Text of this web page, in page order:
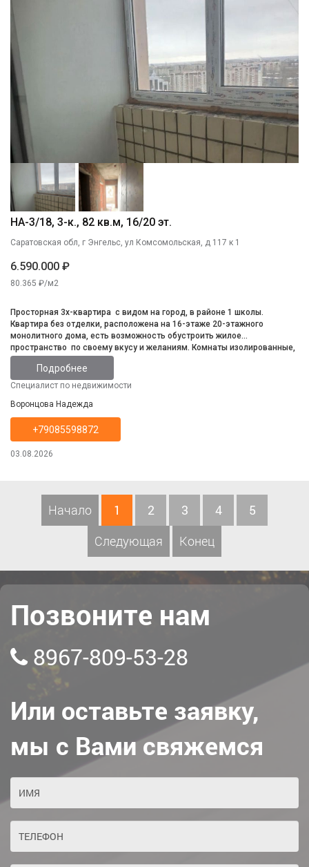
НА-3/18, 3-к., 82 кв.м, 16/20 эт.
Саратовская обл, г Энгельс, ул Комсомольская, д 117 к 1
6.590.000 ₽
80.365 ₽/м2
Просторная 3х-квартира с видом на город, в районе 1 школы.
Квартира без отделки, расположена на 16-этаже 20-этажного
монолитного дома, есть возможность обустроить жилое
пространство по своему вкусу и желаниям. Комнаты изолированные,
санузел раздельный, лоджия с видом на три стороны. Территория
дома огорожена забором, с двумя автоматическими воротами.
Подробнее
Специалист по недвижимости
Воронцова Надежда
+79085598872
03.08.2026
Начало 1 2 3 4
5
Следующая
Конец
Позвоните нам
8967-809-53-28
Или оставьте заявку,
мы с Вами свяжемся